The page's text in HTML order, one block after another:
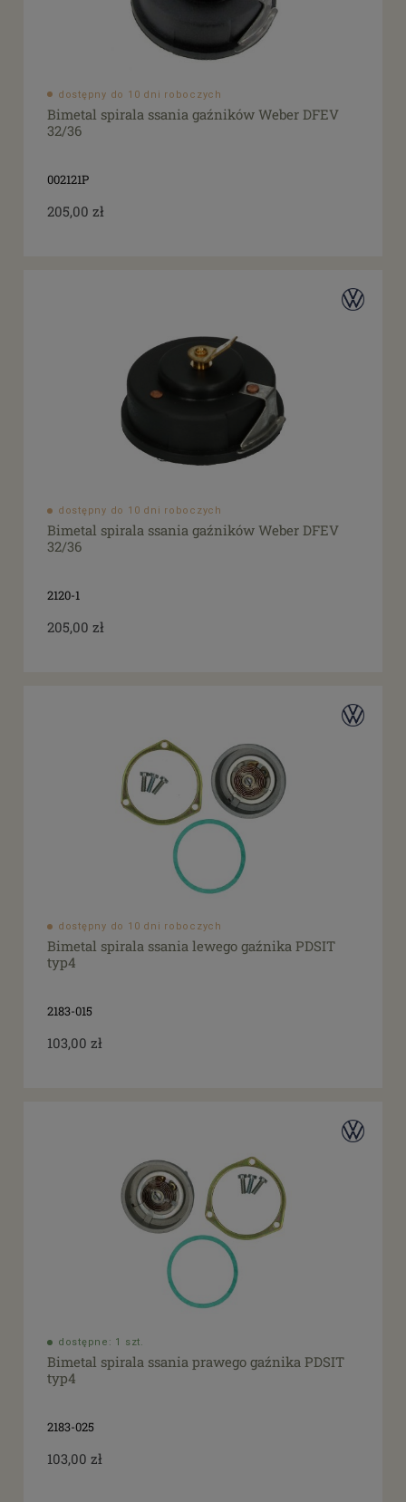
dostępny do 10 dni roboczych
Bimetal spirala ssania gaźników Weber DFEV
32/36
002121P
205,00 zł
dostępny do 10 dni roboczych
Bimetal spirala ssania gaźników Weber DFEV
32/36
2120-1
205,00 zł
dostępny do 10 dni roboczych
Bimetal spirala ssania lewego gaźnika PDSIT
typ4
2183-015
103,00 zł
dostępne: 1 szt.
Bimetal spirala ssania prawego gaźnika PDSIT
typ4
2183-025
103,00 zł